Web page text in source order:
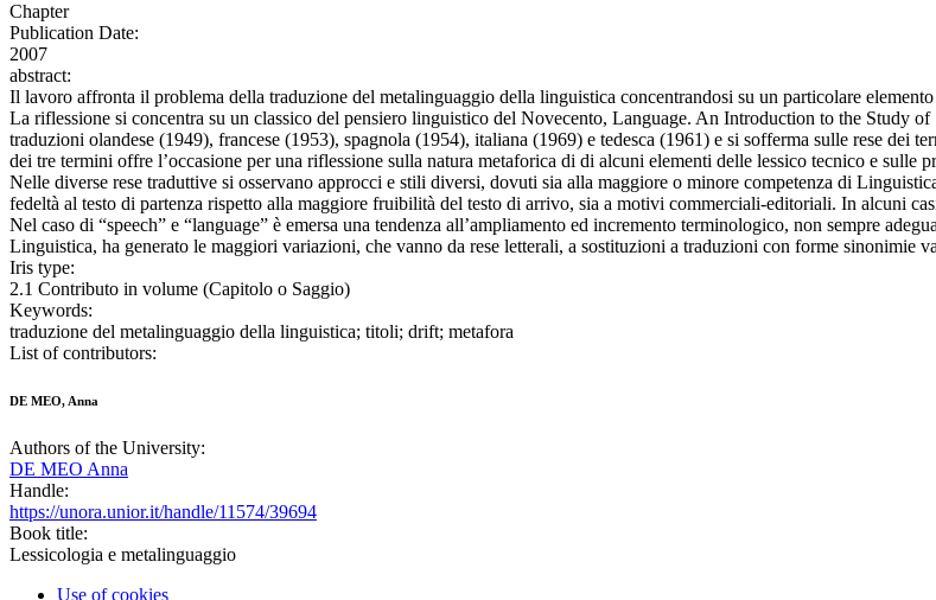
Chapter
Publication Date:
2007
abstract:
Il lavoro affronta il problema della traduzione del metalinguaggio della linguistica concentrandosi su un particolare
La riflessione si concentra su un classico del pensiero linguistico del Novecento, Language. An Introduction to the Study
traduzioni olandese (1949), francese (1953), spagnola (1954), italiana (1969) e tedesca (1961) e si sofferma sulle rese dei
dei tre termini offre l’occasione per una riflessione sulla natura metaforica di di alcuni elementi delle lessico tecnico e sulle
Nelle diverse rese traduttive si osservano approcci e stili diversi, dovuti sia alla maggiore o minore competenza di
fedeltà al testo di partenza rispetto alla maggiore fruibilità del testo di arrivo, sia a motivi commerciali-editoriali. In alcuni
Nel caso di “speech” e “language” è emersa una tendenza all’ampliamento ed incremento terminologico, non sempre
Linguistica, ha generato le maggiori variazioni, che vanno da rese letterali, a sostituzioni a traduzioni con forme sinonimie
Iris type:
2.1 Contributo in volume (Capitolo o Saggio)
Keywords:
traduzione del metalinguaggio della linguistica; titoli; drift; metafora
List of contributors:
DE MEO, Anna
Authors of the University:
DE MEO Anna
Handle:
https://unora.unior.it/handle/11574/39694
Book title:
Lessicologia e metalinguaggio
Use of cookies